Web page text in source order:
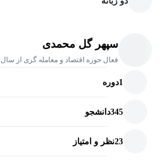
سپهر گل محمدی
فعال حوزه اقتصاد و معامله گری از سال 1396
1دوره
345دانشجو
23نظر و امتیاز